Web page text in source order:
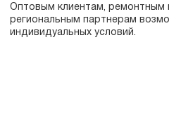
Оптовым клиентам, ремонтным
региональным партнерам
индивидуальных условий.